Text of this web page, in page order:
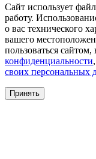
Сайт использует
работу.
о вас технического
вашего
пользоваться сайтом,
конфиденциальности
своих персональных
Принять